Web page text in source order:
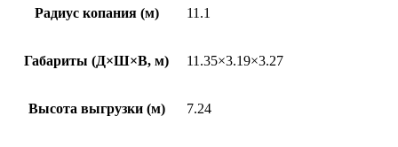
Радиус копания (м) 11.1
Габариты (Д×Ш×В, м) 11.35×3.19×3.27
Высота выгрузки (м) 7.24